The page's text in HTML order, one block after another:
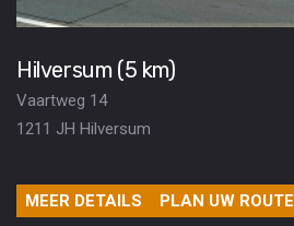
Hilversum (5 km)
Vaartweg 14
1211 JH Hilversum
MEER DETAILS PLAN UW ROUTE